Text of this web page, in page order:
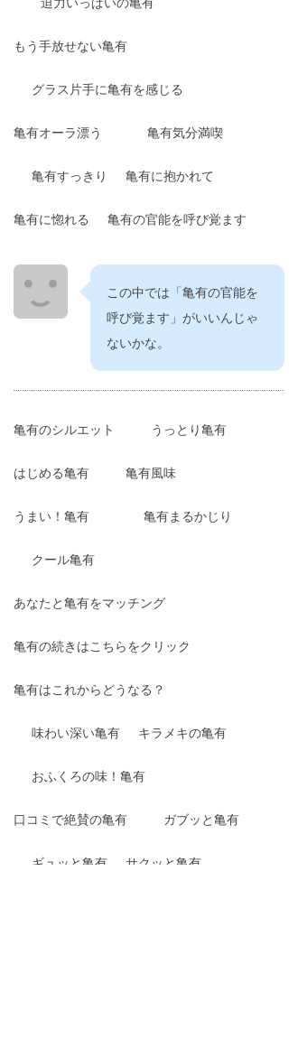
もう手放せない亀有
グラス片手に亀有を感じる
亀有オーラ漂う 亀有気分満喫
亀有すっきり 亀有に抱かれて
亀有に惚れる 亀有の官能を呼び覚ます
この中では「亀有の官能を
呼び覚ます」がいいんじゃ
ないかな。
亀有のシルエット うっとり亀有
はじめる亀有 亀有風味
うまい！亀有 亀有まるかじり
クール亀有
あなたと亀有をマッチング
亀有の続きはこちらをクリック
亀有はこれからどうなる？
味わい深い亀有 キラメキの亀有
おふくろの味！亀有
口コミで絶賛の亀有 ガブッと亀有
ギュッと亀有 サクッと亀有